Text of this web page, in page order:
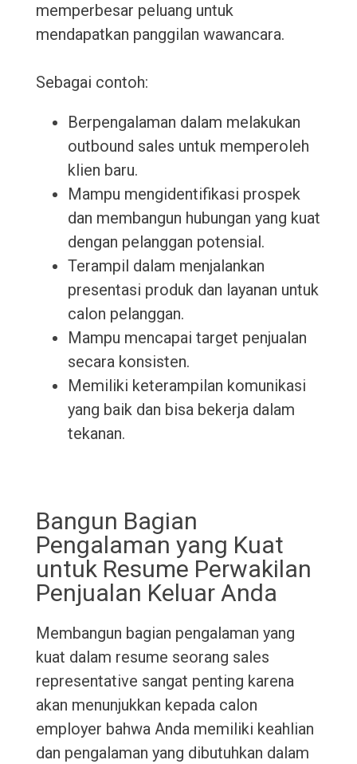
memperbesar peluang untuk
mendapatkan panggilan wawancara.
Sebagai contoh:
Berpengalaman dalam melakukan
outbound sales untuk memperoleh
klien baru.
Mampu mengidentifikasi prospek
dan membangun hubungan yang kuat
dengan pelanggan potensial.
Terampil dalam menjalankan
presentasi produk dan layanan untuk
calon pelanggan.
Mampu mencapai target penjualan
secara konsisten.
Memiliki keterampilan komunikasi
yang baik dan bisa bekerja dalam
tekanan.
Bangun Bagian
Pengalaman yang Kuat
untuk Resume Perwakilan
Penjualan Keluar Anda
Membangun bagian pengalaman yang
kuat dalam resume seorang sales
representative sangat penting karena
akan menunjukkan kepada calon
employer bahwa Anda memiliki keahlian
dan pengalaman yang dibutuhkan dalam